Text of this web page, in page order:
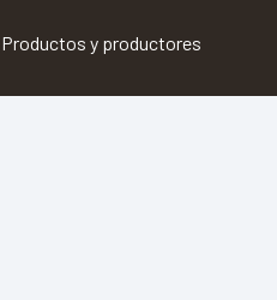
Productos y productores